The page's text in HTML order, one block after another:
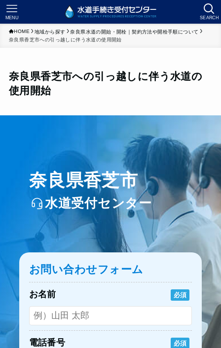
SEARCH
MENU
HOME 地域から探す
奈良県水道の開始・開栓｜契約方法や開栓手順について
奈良県香芝市への引っ越しに伴う水道の使用開始
奈良県香芝市への引っ越しに伴う水道の
使用開始
奈良県香芝市
水道受付センター
お問い合わせフォーム
お名前 必須
電話番号 必須